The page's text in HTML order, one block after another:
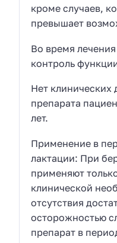
кроме случаев,
превышает
Во время
контроль
Нет
препарата
лет.
Применение в
лактации: При
применяют
клинической
отсутствия
осторожностью
препарат в